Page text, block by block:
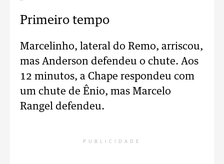
Primeiro tempo
Marcelinho, lateral do Remo, arriscou,
mas Anderson defendeu o chute. Aos
12 minutos, a Chape respondeu com
um chute de Ênio, mas Marcelo
Rangel defendeu.
PUBLICIDADE